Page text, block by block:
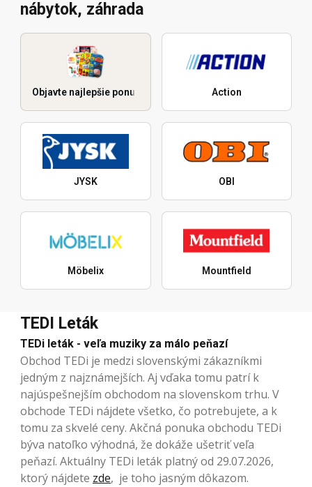
nábytok, záhrada
Objavte najlepšie ponuky Action
JYSK OBI
Möbelix Mountfield
TEDI Leták
TEDi leták - veľa muziky za málo peňazí
Obchod TEDi je medzi slovenskými zákazníkmi
jedným z najznámejších. Aj vďaka tomu patrí k
najúspešnejším obchodom na slovenskom trhu. V
obchode TEDi nájdete všetko, čo potrebujete, a k
tomu za skvelé ceny. Akčná ponuka obchodu TEDi
býva natoľko výhodná, že dokáže ušetriť veľa
peňazí. Aktuálny TEDi leták platný od 29.07.2026,
ktorý nájdete zde, je toho jasným dôkazom.